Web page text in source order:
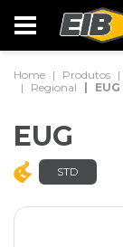
Home Produtos
Regional
EUG
EUG
STD